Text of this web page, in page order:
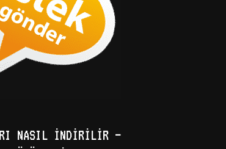
NASIL İNDIRILIR –